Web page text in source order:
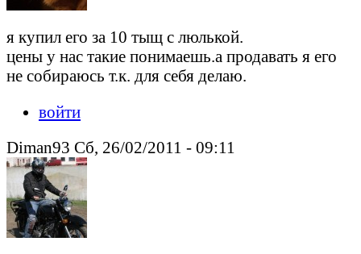
я купил его за 10 тыщ с люлькой.
цены у нас такие понимаешь.а продавать я его
не собираюсь т.к. для себя делаю.
войти
Diman93 Сб, 26/02/2011 - 09:11